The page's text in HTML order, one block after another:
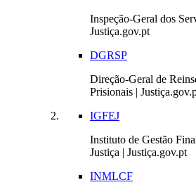
Inspeção-Geral dos
Justiça.gov.pt
DGRSP
Direção-Geral de
Prisionais |
IGFEJ
Instituto de Gestão
Justiça | Justiça.gov.pt
INMLCF